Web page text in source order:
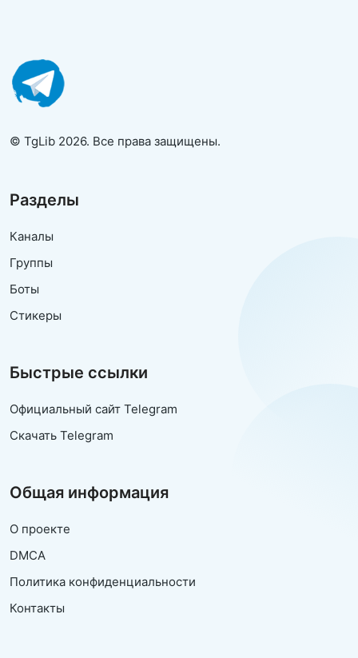
© TgLib 2026. Все права защищены.
Разделы
Каналы
Группы
Боты
Стикеры
Быстрые ссылки
Официальный сайт Telegram
Скачать Telegram
Общая информация
О проекте
DMCA
Политика конфиденциальности
Контакты